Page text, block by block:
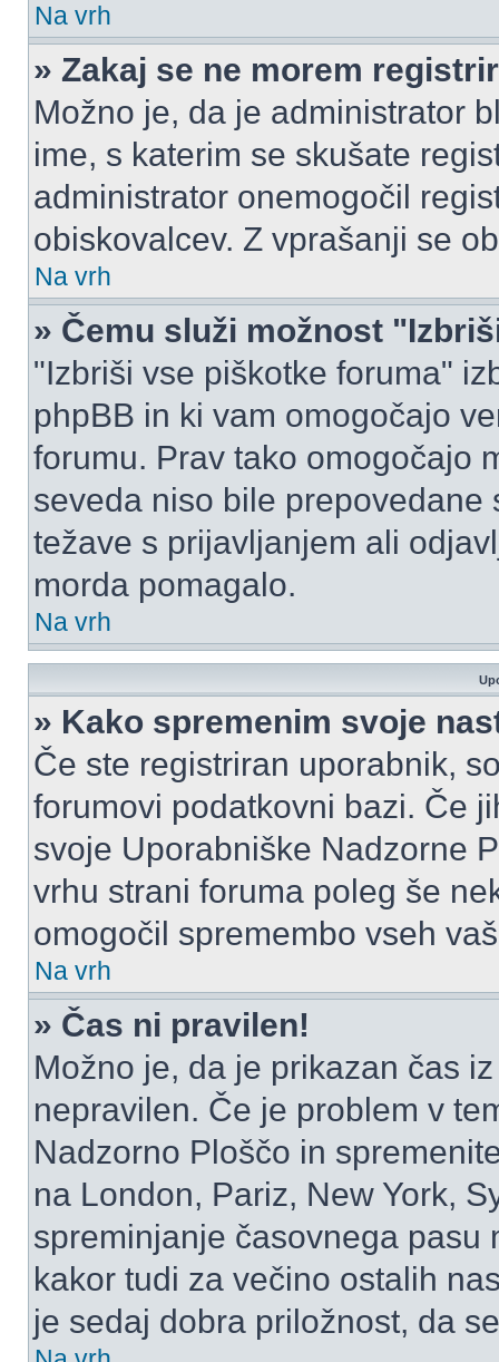
Na vrh
» Zakaj se ne morem
Možno je, da je administrator
ime, s katerim se skušate
administrator onemogočil
obiskovalcev. Z vprašanji se
Na vrh
» Čemu služi možnost
"Izbriši vse piškotke foruma"
phpBB in ki vam omogočajo
forumu. Prav tako omogočajo
seveda niso bile
težave s prijavljanjem ali
morda pomagalo.
Na vrh
» Kako spremenim svoje
Če ste registriran uporabnik,
forumovi podatkovni bazi. Če
svoje Uporabniške Nadzorne
vrhu strani foruma poleg še
omogočil spremembo vseh
Na vrh
» Čas ni pravilen!
Možno je, da je prikazan čas
nepravilen. Če je problem v
Nadzorno Ploščo in
na London, Pariz, New York,
spreminjanje časovnega pasu
kakor tudi za večino ostalih
je sedaj dobra priložnost, da